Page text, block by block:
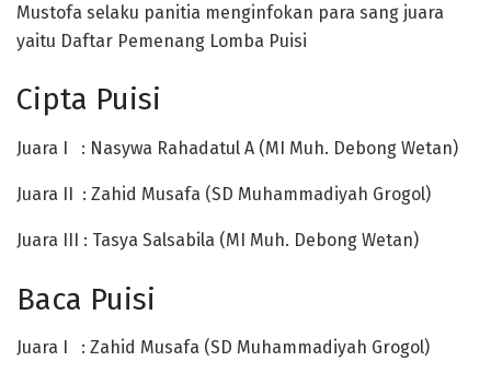
Mustofa selaku panitia menginfokan para sang juara
yaitu Daftar Pemenang Lomba Puisi
Cipta Puisi
Juara I : Nasywa Rahadatul A (MI Muh. Debong Wetan)
Juara II : Zahid Musafa (SD Muhammadiyah Grogol)
Juara III : Tasya Salsabila (MI Muh. Debong Wetan)
Baca Puisi
Juara I : Zahid Musafa (SD Muhammadiyah Grogol)